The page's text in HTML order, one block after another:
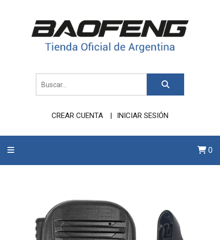
CREAR CUENTA INICIAR SESIÓN
0